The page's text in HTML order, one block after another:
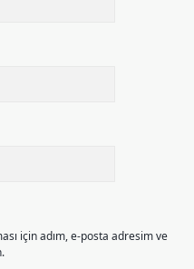
için adım, e-posta adresim ve